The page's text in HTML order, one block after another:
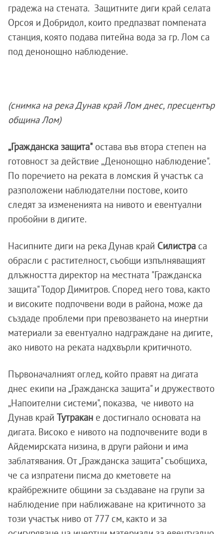
градежа на стената. Защитните диги край селата
Орсоя и Добридол, които предпазват помпената
станция, която подава питейна вода за гр. Лом са
под денонощно наблюдение.
(снимка на река Дунав край Лом днес, пресцентър
община Лом)
„Гражданска защита"остава във втора степен на
готовност за действие „Денонощно наблюдение".
По поречието на реката в ломския й участък са
разположени наблюдателни постове, които
следят за измененията на нивото и евентуални
пробойни в дигите.
Насипните диги на река Дунав край Силистра са
обрасли с растителност, съобщи изпълняващият
длъжността директор на местната "Гражданска
защита" Тодор Димитров. Според него това, както
и високите подпочвени води в района, може да
създаде проблеми при превозването на инертни
материали за евентуално надграждане на дигите,
ако нивото на реката надхвърли критичното.
Първоначалният оглед, който правят на дигата
днес екипи на „Гражданска защита" и дружеството
„Напоителни системи", показва, че нивото на
Дунав край Тутракан е достигнало основата на
дигата. Високо е нивото на подпочвените води в
Айдемирската низина, в други райони и има
заблатявания. От „Гражданска защита" съобщиха,
че са изпратени писма до кметовете на
крайбрежните общини за създаване на групи за
наблюдение при наближаване на критичното за
този участък ниво от 777 см, както и за